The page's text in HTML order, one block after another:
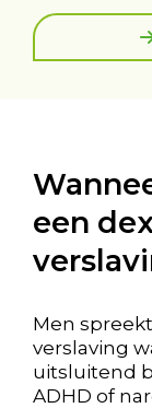
een
Men
verslaving
uitsluitend
ADHD of